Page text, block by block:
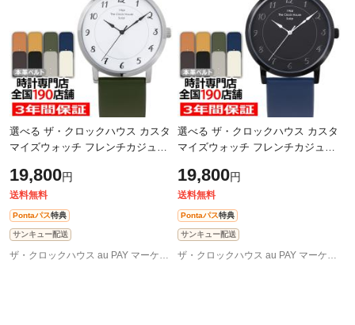
選べる ザ・クロックハウス カスタ
マイズウォッチ フレンチカジュア
腕時計 ソーラー 革ベルト ホワイ
ト
19,800円
送料無料
Pontaパス特典
サンキュー配送
選べる ザ・クロックハウス カスタ
マイズウォッチ フレンチカジュア
時計 ソーラー 革ベルト ブラック
19,800円
送料無料
Pontaパス特典
サンキュー配送